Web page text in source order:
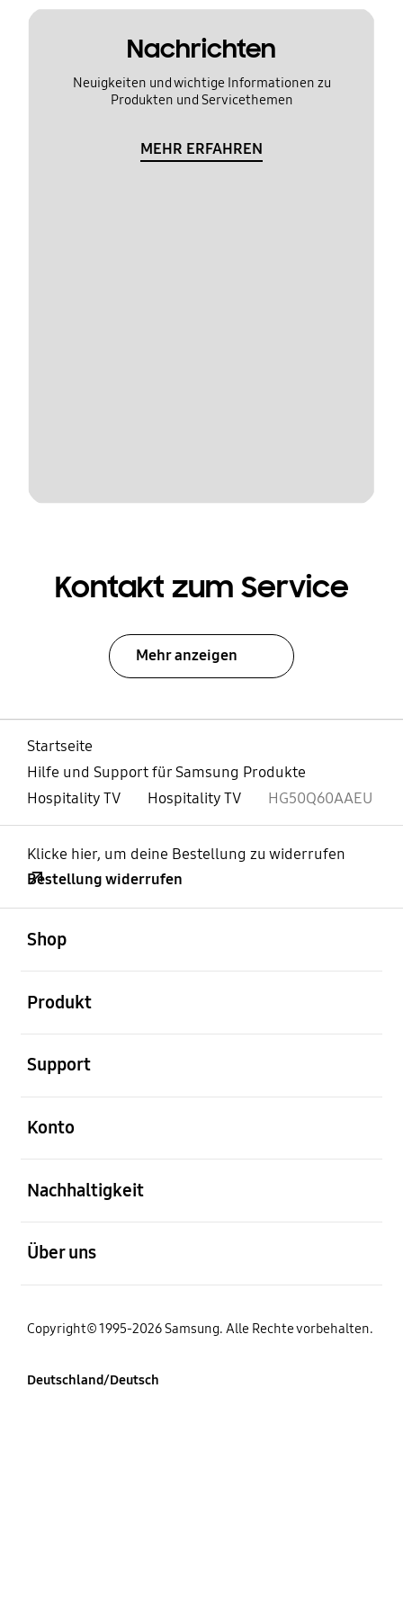
Nachrichten
Neuigkeiten und wichtige Informationen zu
Produkten und Servicethemen
MEHR ERFAHREN
Kontakt zum Service
Mehr anzeigen
Startseite
Hilfe und Support für Samsung Produkte
Hospitality TV
Hospitality TV HG50Q60AAEU
Klicke hier, um deine Bestellung zu widerrufen
Bestellung widerrufen
Shop
Produkt
Support
Konto
Nachhaltigkeit
Über uns
Copyright© 1995-2026 Samsung. Alle Rechte vorbehalten.
Deutschland/Deutsch